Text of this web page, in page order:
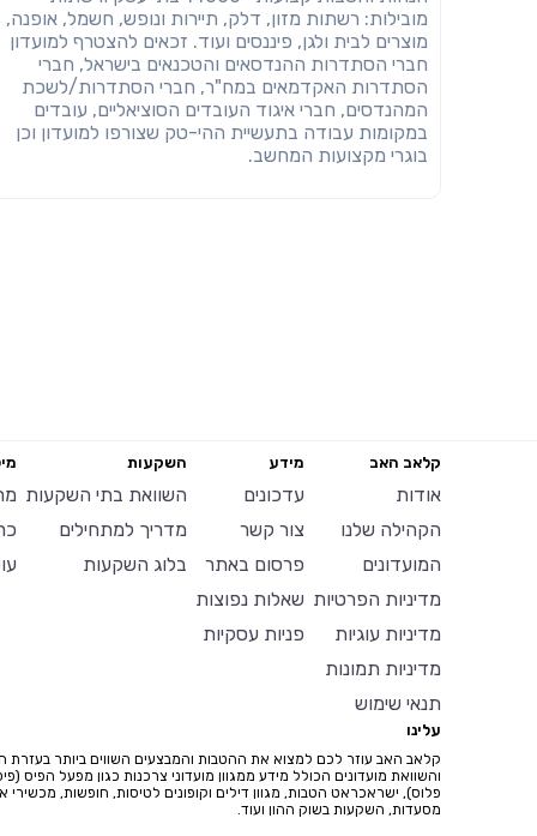
מובילות: רשתות מזון, דלק, תיירות ונופש, חשמל, אופנה,
מוצרים לבית ולגן, פיננסים ועוד. זכאים להצטרף למועדון
חברי הסתדרות ההנדסאים והטכנאים בישראל, חברי
הסתדרות האקדמאים במח"ר, חברי הסתדרות/לשכת
המהנדסים, חברי איגוד העובדים הסוציאליים, עובדים
במקומות עבודה בתעשיית ההי-טק שצורפו למועדון וכן
בוגרי מקצועות המחשב.
קלאב האב
אודות
הקהילה שלנו
המועדונים
מדיניות הפרטיות
מדיניות עוגיות
מדיניות תמונות
תנאי שימוש
מידע
עדכונים
צור קשר
פרסום באתר
שאלות נפוצות
פניות עסקיות
השקעות
השוואת בתי השקעות
מדריך למתחילים
בלוג השקעות
עלינו
קלאב האב עוזר לכם למצוא את ההטבות והמבצעים השווים ביותר בעזרת
והשוואת מועדונים הכולל מידע ממגוון מועדוני צרכנות כגון מפעל הפיס
פלוס), ישראכראט הטבות, מגוון דילים וקופונים לטיסות, חופשות, מכשירי
מסעדות, השקעות בשוק ההון ועוד.